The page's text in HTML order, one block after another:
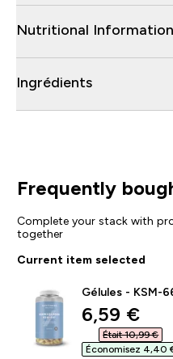
Nutritional Information
Ingrédients
Frequently
Complete your stack with
together
Current item selected
Gélules - KSM-
6,59 €‎
Était 10,99 €‎
Économisez 4,40